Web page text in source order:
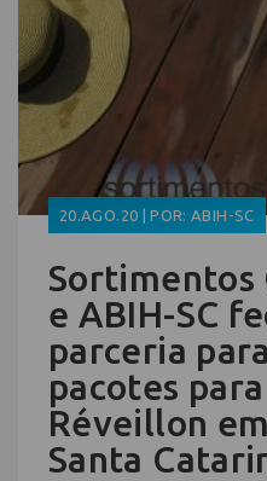
20.AGO.20 | POR: ABIH-SC
Sortimentos
e ABIH-SC
parceria
pacotes
Réveillon
Santa